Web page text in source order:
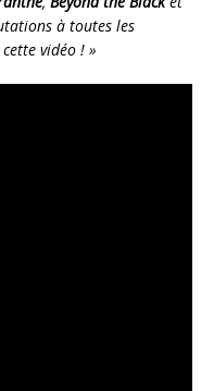
à toutes les
vidéo ! »